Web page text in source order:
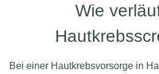
Wie
Bei einer Hautkrebsvorsorge in